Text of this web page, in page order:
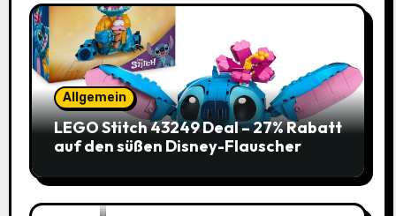
Allgemein
LEGO Stitch 43249 Deal – 27% Rabatt
auf den süßen Disney-Flauscher